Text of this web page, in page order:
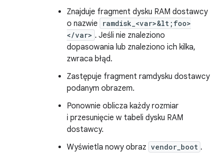
Znajduje fragment dysku RAM dostawcy
o nazwie
ramdisk_<var>&lt;foo>
</var> . Jeśli nie znaleziono
dopasowania lub znaleziono ich kilka,
zwraca błąd.
Zastępuje fragment ramdysku dostawcy
podanym obrazem.
Ponownie oblicza każdy rozmiar
i przesunięcie w tabeli dysku RAM
dostawcy.
Wyświetla nowy obraz vendor_boot .